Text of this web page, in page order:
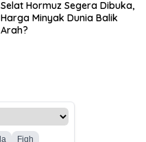
Selat Hormuz Segera Dibuka,
Harga Minyak Dunia Balik
Arah?